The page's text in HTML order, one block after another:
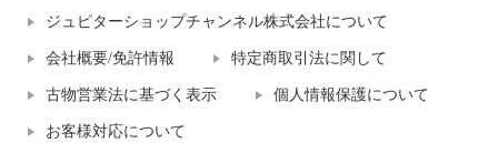
ジュピターショップチャンネル株式会社について
会社概要/免許情報 特定商取引法に関して
古物営業法に基づく表示 個人情報保護について
お客様対応について